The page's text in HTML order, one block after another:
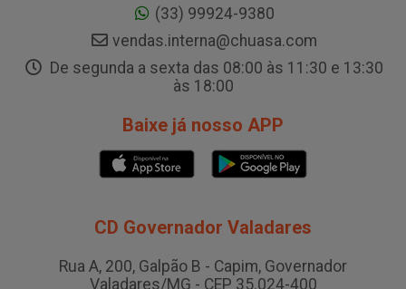
(33) 99924-9380
vendas.interna@chuasa.com
De segunda a sexta das 08:00 às 11:30 e 13:30
às 18:00
Baixe já nosso APP
CD Governador Valadares
Rua A, 200, Galpão B - Capim, Governador
Valadares/MG - CEP 35.024-400